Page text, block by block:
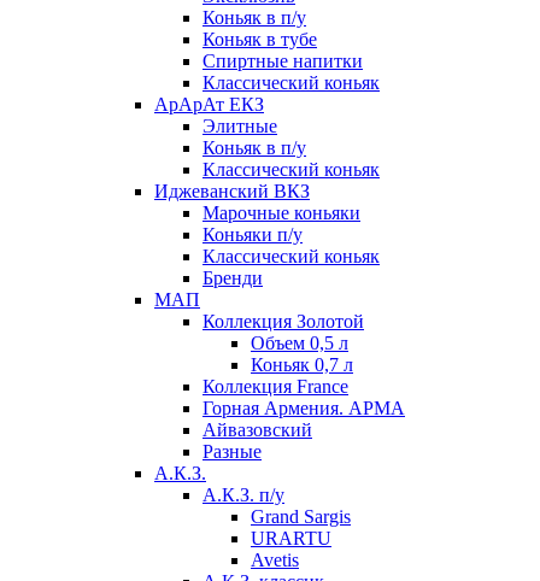
Коньяк в п/у
Коньяк в тубе
Спиртные напитки
Классический коньяк
АрАрАт ЕКЗ
Элитные
Коньяк в п/у
Классический коньяк
Иджеванский ВКЗ
Марочные коньяки
Коньяки п/у
Классический коньяк
Бренди
МАП
Коллекция Золотой
Объем 0,5 л
Коньяк 0,7 л
Коллекция France
Горная Армения. АРМА
Айвазовский
Разные
А.К.З.
А.К.З. п/у
Grand Sargis
URARTU
Avetis